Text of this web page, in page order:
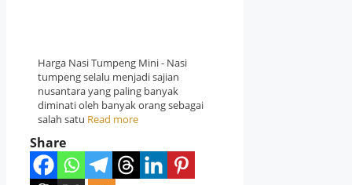
Harga Nasi Tumpeng Mini - Nasi
tumpeng selalu menjadi sajian
nusantara yang paling banyak
diminati oleh banyak orang sebagai
salah satu Read more
Share